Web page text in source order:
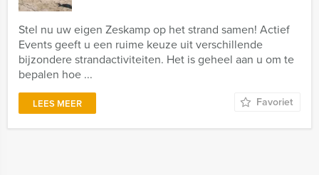
Stel nu uw eigen Zeskamp op het strand samen! Actief
Events geeft u een ruime keuze uit verschillende
bijzondere strandactiviteiten. Het is geheel aan u om te
bepalen hoe ...
LEES MEER Favoriet